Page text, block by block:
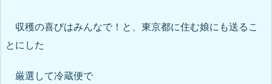
収穫の喜びはみんなで！と、東京都に住む娘にも送るこ
とにした
厳選して冷蔵便で